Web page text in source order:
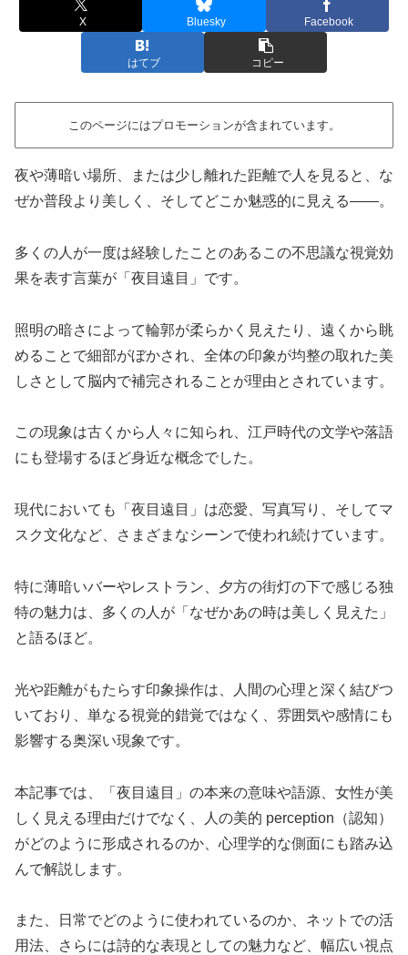
X Bluesky Facebook
はてブ コピー
このページにはプロモーションが含まれています。
夜や薄暗い場所、または少し離れた距離で人を見ると、な
ぜか普段より美しく、そしてどこか魅惑的に見える——。
多くの人が一度は経験したことのあるこの不思議な視覚効
果を表す言葉が「夜目遠目」です。
照明の暗さによって輪郭が柔らかく見えたり、遠くから眺
めることで細部がぼかされ、全体の印象が均整の取れた美
しさとして脳内で補完されることが理由とされています。
この現象は古くから人々に知られ、江戸時代の文学や落語
にも登場するほど身近な概念でした。
現代においても「夜目遠目」は恋愛、写真写り、そしてマ
スク文化など、さまざまなシーンで使われ続けています。
特に薄暗いバーやレストラン、夕方の街灯の下で感じる独
特の魅力は、多くの人が「なぜかあの時は美しく見えた」
と語るほど。
光や距離がもたらす印象操作は、人間の心理と深く結びつ
いており、単なる視覚的錯覚ではなく、雰囲気や感情にも
影響する奥深い現象です。
本記事では、「夜目遠目」の本来の意味や語源、女性が美
しく見える理由だけでなく、人の美的 perception（認知）
がどのように形成されるのか、心理学的な側面にも踏み込
んで解説します。
また、日常でどのように使われているのか、ネットでの活
用法、さらには詩的な表現としての魅力など、幅広い視点